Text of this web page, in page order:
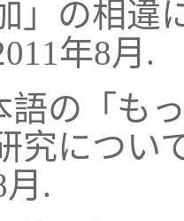
」の相
年8月.
語の「も
究につい
.